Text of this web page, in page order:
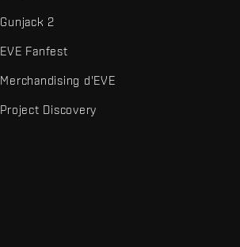
Gunjack 2
EVE Fanfest
Merchandising d'EVE
Project Discovery